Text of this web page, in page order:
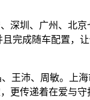
圳、广州、北
完成随车配置，
王沛、周敏。上
更传递着在爱与